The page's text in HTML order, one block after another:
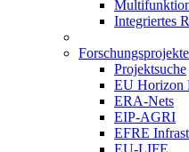
Integriertes
Forschungsprojekte
Projektsuche
EU Horizon
ERA-Nets
EIP-AGRI
EFRE
EU-LIFE